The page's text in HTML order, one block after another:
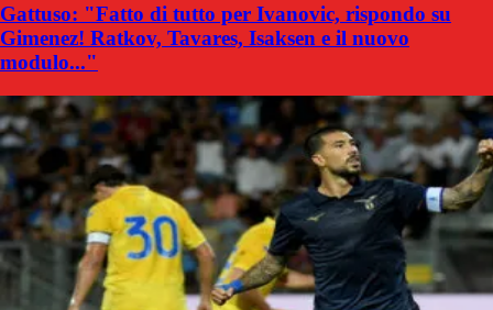
Gattuso: "Fatto di tutto per Ivanovic, rispondo su
Gimenez! Ratkov, Tavares, Isaksen e il nuovo
modulo..."